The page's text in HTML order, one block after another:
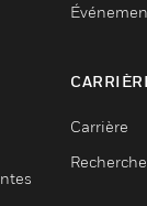
Carrière